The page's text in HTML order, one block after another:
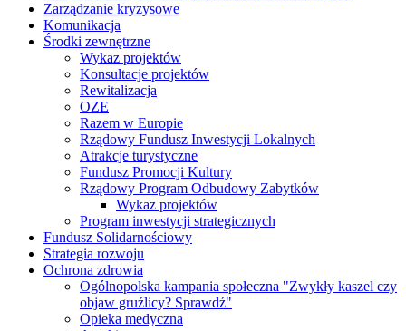
Zarządzanie kryzysowe
Komunikacja
Środki zewnętrzne
Wykaz projektów
Konsultacje projektów
Rewitalizacja
OZE
Razem w Europie
Rządowy Fundusz Inwestycji Lokalnych
Atrakcje turystyczne
Fundusz Promocji Kultury
Rządowy Program Odbudowy Zabytków
Wykaz projektów
Program inwestycji strategicznych
Fundusz Solidarnościowy
Strategia rozwoju
Ochrona zdrowia
Ogólnopolska kampania społeczna "Zwykły kaszel czy
objaw gruźlicy? Sprawdź"
Opieka medyczna